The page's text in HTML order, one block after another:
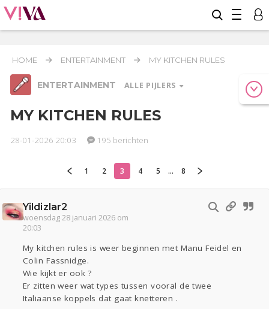
HOME ENTERTAINMENT MY KITCHEN RULES
ENTERTAINMENT ALLE PIJLERS
Relaties Werk & Studie Geld & Recht
Oekraïne
Kinderen
Zwanger
Psyche Thuis
Klussen
Sport
Contact
Gevraagd
Lezen
MY KITCHEN RULES
28-01-2026 20:03 195 berichten
1 2 3 4 5 ... 8
Yildizlar2
woensdag 28 januari 2026 om
20:03
My kitchen rules is weer beginnen met Manu Feidel en
Colin Fassnidge.
Wie kijkt er ook ?
Er zitten weer wat types tussen vooral de twee
Italiaanse koppels dat gaat knetteren .